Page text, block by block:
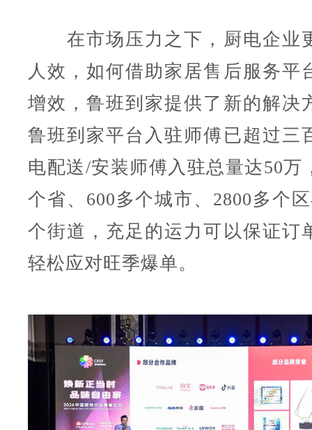
在市场压力之下，厨电企业
人效，如何借助家居售后服务平
增效，鲁班到家提供了新的解决
鲁班到家平台入驻师傅已超过三
电配送/安装师傅入驻总量达50万
个省、600多个城市、2800多个
个街道，充足的运力可以保证订
轻松应对旺季爆单。